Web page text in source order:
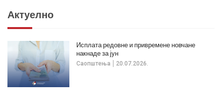
Актуелно
Саопштења 20.07.2026.
Исплата редовне и привремене новчане
накнаде за јун